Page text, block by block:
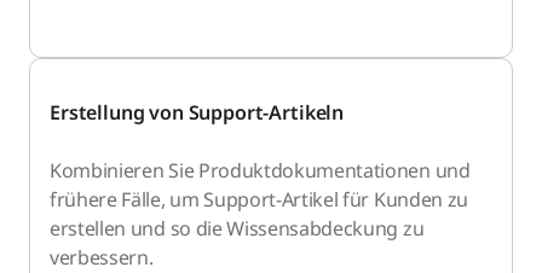
Erstellung von Support-Artikeln
Kombinieren Sie Produktdokumentationen und
frühere Fälle, um Support-Artikel für Kunden zu
erstellen und so die Wissensabdeckung zu
verbessern.